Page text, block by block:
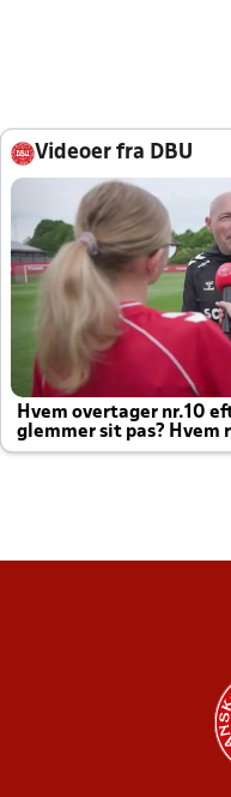
Videoer fra DBU
Hvem overtager nr.10
glemmer sit pas? Hvem
altid til efter kampe?